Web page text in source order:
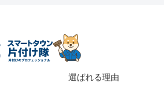
選ばれる理由